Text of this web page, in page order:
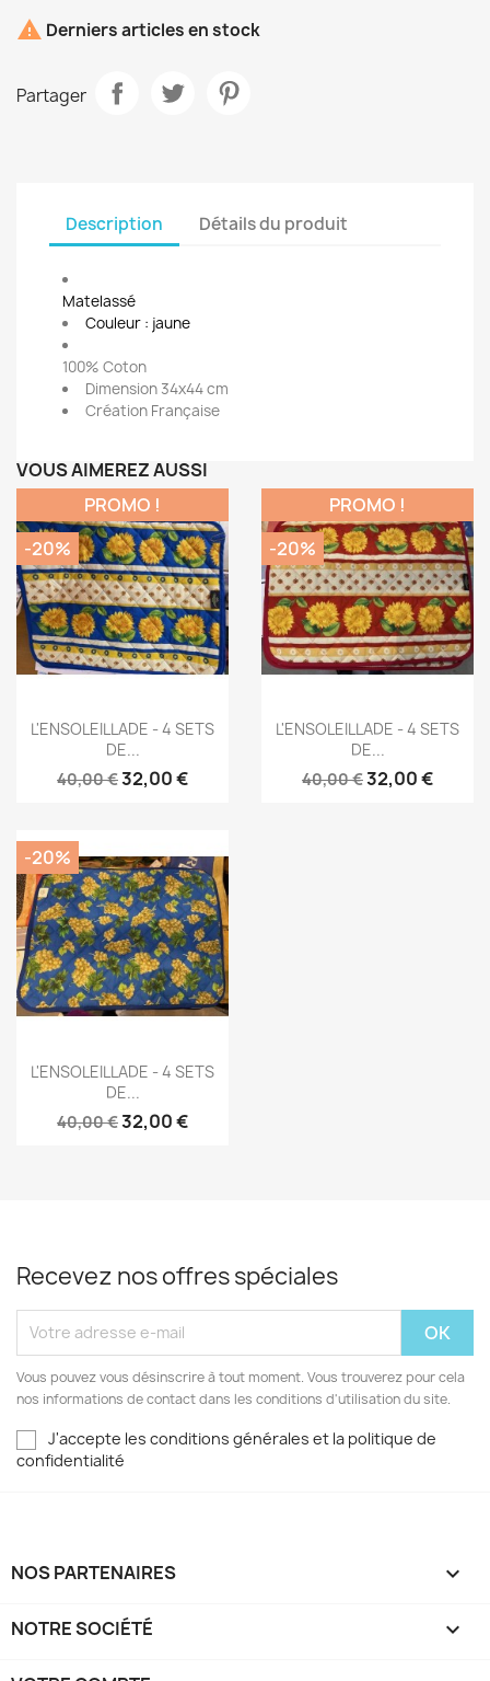
 Derniers articles en stock
Partager
Description Détails du produit
Matelassé
Couleur : jaune
100% Coton
Dimension 34x44 cm
Création Française
VOUS AIMEREZ AUSSI
Aperçu rapide
L'ENSOLEILLADE - 4 SETS
DE...
40,00 €32,00 €
PROMO !
-20%
Aperçu rapide
L'ENSOLEILLADE - 4 SETS
DE...
40,00 €32,00 €
PROMO !
-20%
Aperçu rapide
L'ENSOLEILLADE - 4 SETS
DE...
40,00 €32,00 €
-20%
Recevez nos offres spéciales
Vous pouvez vous désinscrire à tout moment. Vous trouverez pour cela
nos informations de contact dans les conditions d'utilisation du site.
J'accepte les conditions générales et la politique de
confidentialité
NOS PARTENAIRES 
NOTRE SOCIÉTÉ 